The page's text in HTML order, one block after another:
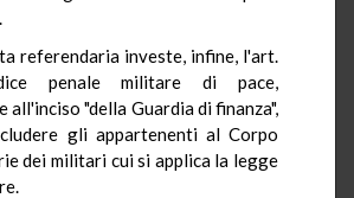
referendaria investe, infine, l'art.
penale militare di pace,
all'inciso "della Guardia di finanza",
gli appartenenti al Corpo
dei militari cui si applica la legge